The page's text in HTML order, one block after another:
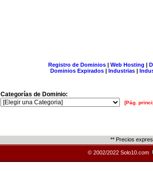
Registro de Dominios| Web Hosting |
Dominios Expirados | Industrias |
Categorías de Dominio:
[Pág.
** Precios
© 2002/2022 Solo10.com